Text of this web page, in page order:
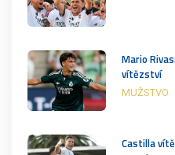
Mario
vítězství
MUŽSTVO
Castilla